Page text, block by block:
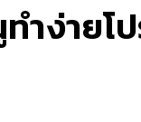
ำง่ายโ